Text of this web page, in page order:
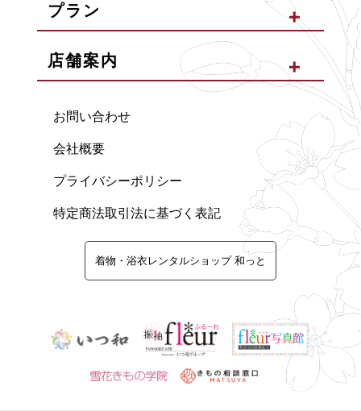
プラン
店舗案内
お問い合わせ
会社概要
プライバシーポリシー
特定商法取引法に基づく表記
着物・浴衣レンタルショップ 和っと